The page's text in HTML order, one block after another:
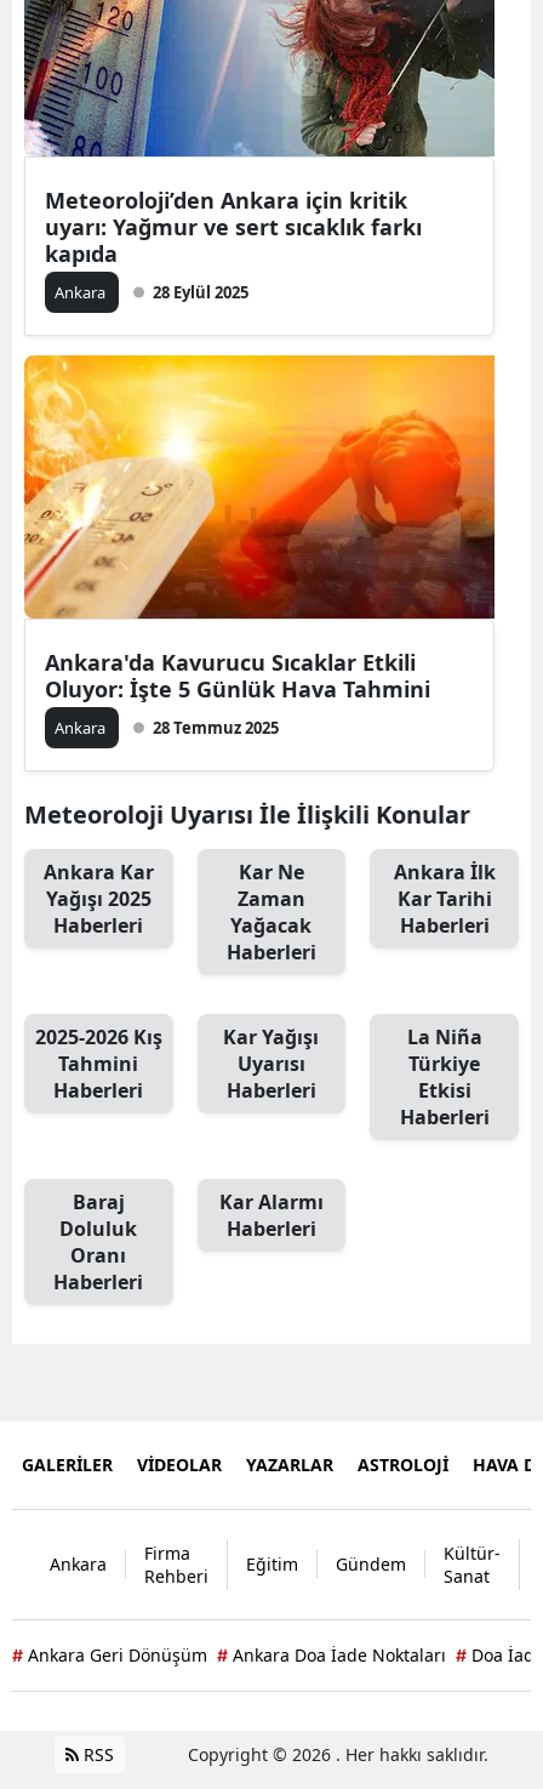
Meteoroloji’den Ankara için kritik
uyarı: Yağmur ve sert sıcaklık farkı
kapıda
Ankara 28 Eylül 2025
Ankara'da Kavurucu Sıcaklar Etkili
Oluyor: İşte 5 Günlük Hava Tahmini
Ankara 28 Temmuz 2025
Meteoroloji Uyarısı İle İlişkili Konular
Ankara Kar
Yağışı 2025
Haberleri
Kar Ne
Zaman
Yağacak
Haberleri
Ankara İlk
Kar Tarihi
Haberleri
2025-2026 Kış
Tahmini
Haberleri
Kar Yağışı
Uyarısı
Haberleri
La Niña
Türkiye
Etkisi
Haberleri
Baraj
Doluluk
Oranı
Haberleri
Kar Alarmı
Haberleri
GALERİLER VİDEOLAR YAZARLAR ASTROLOJİ HAVA
Ankara
Firma
Rehberi
Eğitim Gündem
Kültür-
Sanat
# Ankara Geri Dönüşüm # Ankara Doa İade Noktaları # Doa
RSS Copyright © 2026 . Her hakkı saklıdır.